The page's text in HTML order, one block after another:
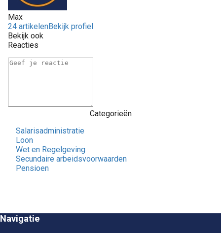
Max
24 artikelenBekijk profiel
Bekijk ook
Reacties
Categorieën
Salarisadministratie
Loon
Wet en Regelgeving
Secundaire arbeidsvoorwaarden
Pensioen
Navigatie